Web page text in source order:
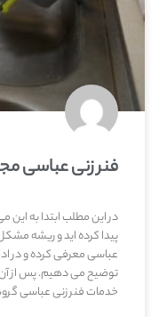
فنر زنی عباسی
در این مطلب ابتدا به این
پیدا کرده اید و ریشه
عباسی معرفی کرده و در
توضیح می دهیم. پس از
خدمات فنر زنی عباسی